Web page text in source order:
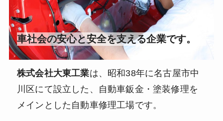
車社会の安心と安全を支える企業です。
株式会社大東工業は、昭和38年に名古屋市中
川区にて設立した、
自動車鈑金・塗装修理を
メインとした自動車修理工場です。